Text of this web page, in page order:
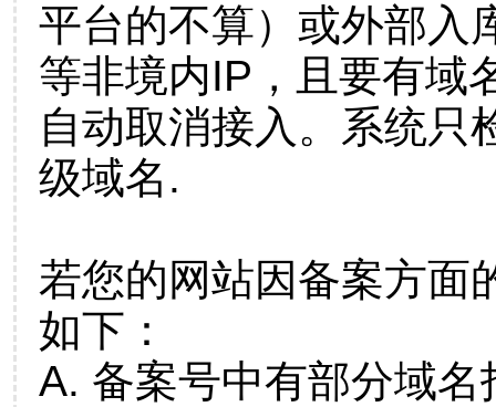
平台的不算）或外部入
等非境内IP，且要有域
自动取消接入。系统只
级域名.
若您的网站因备案方面
如下：
A. 备案号中有部分域